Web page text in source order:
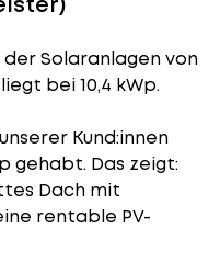
Solaranlagenvon
bei 10,4 kWp.
Kund:innen
gehabt. Das zeigt:
Dach mit
rentable PV-